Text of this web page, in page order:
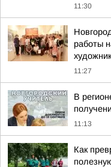
11:30
работы
11:27
В
11:13
Как